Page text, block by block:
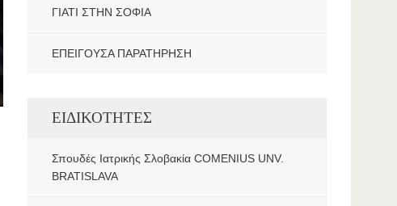
ΓΙΑΤΙ ΣΤΗΝ ΣΟΦΙΑ
ΕΠΕΙΓΟΥΣΑ ΠΑΡΑΤΗΡΗΣΗ
ΕΙΔΙΚΟΤΗΤΕΣ
Σπουδές Ιατρικής Σλοβακία COMENIUS UNV.
BRATISLAVA